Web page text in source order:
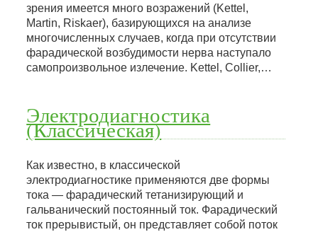
зрения имеется много возражений (Kettel,
Martin, Riskaer), базирующихся на анализе
многочисленных случаев, когда при отсутствии
фарадической возбудимости нерва наступало
самопроизвольное излечение. Kettel, Collier,…
Электродиагностика
(Классическая)
Как известно, в классической
электродиагностике применяются две формы
тока — фарадический тетанизирующий и
гальванический постоянный ток. Фарадический
ток прерывистый, он представляет собой поток